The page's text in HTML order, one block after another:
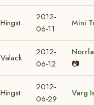
Hingst
2012-
06-11
Mini
Valack
2012-
06-12
📷
Hingst
2012-
06-29
Varg